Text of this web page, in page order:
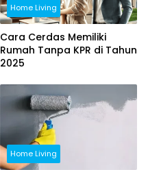
Home Living
Cara Cerdas Memiliki
Rumah Tanpa KPR di Tahun
2025
Home Living